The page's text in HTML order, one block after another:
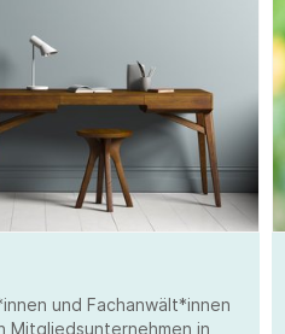
und Fachanwält*innen
in